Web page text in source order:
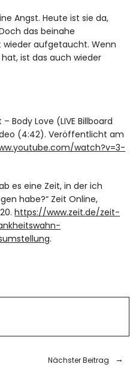
Angst. Heute ist sie da,
das beinahe
aufgetaucht. Wenn
ist das auch wieder
Body Love (LIVE Billboard
(4:42). Veröffentlicht am
watch?v=3-
es eine Zeit, in der ich
habe?“ Zeit Online,
https://www.zeit.de/zeit-
.
Nächster Beitrag